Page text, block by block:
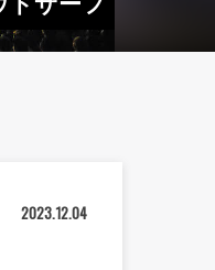
2023.12.04